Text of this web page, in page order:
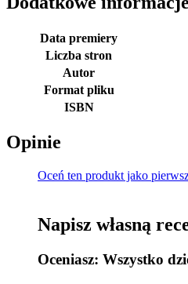
Data premiery
Liczba stron
Autor
Format pliku
ISBN
Opinie
Oceń ten produkt jako
Napisz własną
Oceniasz: Wszystko